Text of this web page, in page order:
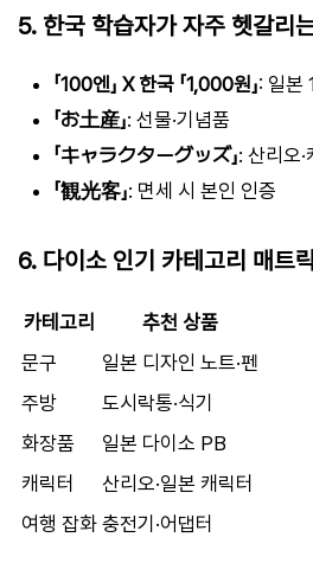
5. 한국 학습자가 자주 헷갈리
「100엔」 X 한국 「1,000원」: 일본
「お土産」: 선물·기념품
「キャラクターグッズ」: 산리오
「観光客」: 면세 시 본인 인증
6. 다이소 인기 카테고리 매트
카테고리
추천 상품
문구
일본 디자인 노트·펜
주방
도시락통·식기
화장품
일본 다이소 PB
캐릭터
산리오·일본 캐릭터
여행 잡화 충전기·어댑터